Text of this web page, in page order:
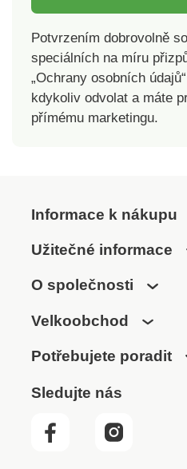
Potvrzením dobrovolně
speciálních na míru
„Ochrany osobních
kdykoliv odvolat a máte
přímému marketingu.
Informace k nákupu
Užitečné informace
O společnosti
Velkoobchod
Potřebujete poradit
Sledujte nás